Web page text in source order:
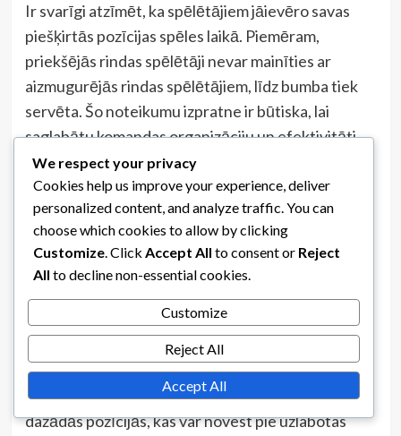
Ir svarīgi atzīmēt, ka spēlētājiem jāievēro savas
piešķirtās pozīcijas spēles laikā. Piemēram,
priekšējās rindas spēlētāji nevar mainīties ar
aizmugurējās rindas spēlētājiem, līdz bumba tiek
servēta. Šo noteikumu izpratne ir būtiska, lai
saglabātu komandas organizāciju un efektivitāti.
Spēlētāju specializācija
Pastāv nepareiza izpratne, ka spēlētājiem
jāspecializējas tikai vienā pozīcijā. Lai gan
specializācija var uzlabot individuālās prasmes,
daudzpusība mūsdienu volejbolā tiek arvien vairāk
novērtēta. Spēlētāji, kuri var pielāgoties vairākām
lomām, nodrošina komandām lielāku elastību un
stratēģiskas iespējas spēļu laikā.
Treneri bieži mudina spēlētājus attīstīt prasmes
dažādās pozīcijās, kas var novest pie uzlabotas
We respect your privacy
Cookies help us improve your experience, deliver
personalized content, and analyze traffic. You can
choose which cookies to allow by clicking
Customize . Click Accept All to consent or Reject
All to decline non-essential cookies.
Customize
Reject All
Accept All